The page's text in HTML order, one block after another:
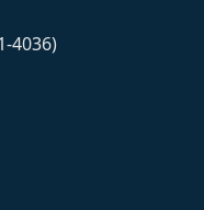
4036)